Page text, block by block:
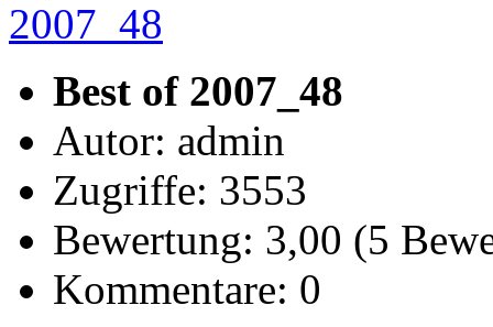
Best of 2007_48
Autor: admin
Zugriffe: 3553
Bewertung: 3,00 (5
Kommentare: 0